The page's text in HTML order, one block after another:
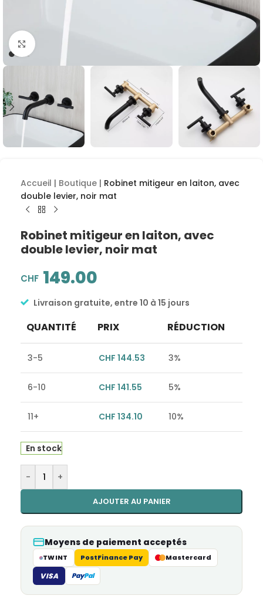
Cliquez pour agrandir
Accueil | Boutique | Robinet mitigeur en laiton, avec
double levier, noir mat
Robinet mitigeur en laiton, avec
double levier, noir mat
CHF 149.00
Livraison gratuite, entre 10 à 15 jours
QUANTITÉ PRIX RÉDUCTION
3-5 CHF 144.53 3%
6-10 CHF 141.55 5%
11+ CHF 134.10 10%
En stock
- +
AJOUTER AU PANIER
Alternative:
Moyens de paiement acceptés
TWINT PostFinance Pay Mastercard
VISA PayPal